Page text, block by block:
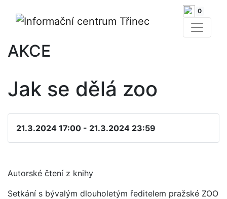
0
AKCE
Jak se dělá zoo
21.3.2024 17:00 - 21.3.2024 23:59
Autorské čtení z knihy
Setkání s bývalým dlouholetým ředitelem pražské ZOO